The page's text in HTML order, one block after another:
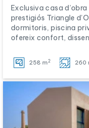
Exclusiva casa
prestigiós Triangle
dormitoris, piscina
ofereix confort,
258 m 2 260